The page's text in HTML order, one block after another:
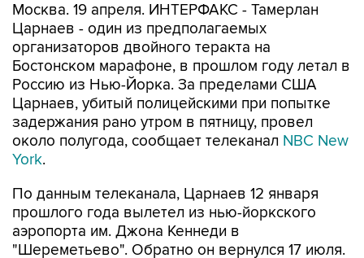
Москва. 19 апреля. ИНТЕРФАКС - Тамерлан
Царнаев - один из предполагаемых
организаторов двойного теракта на
Бостонском марафоне, в прошлом году летал в
Россию из Нью-Йорка. За пределами США
Царнаев, убитый полицейскими при попытке
задержания рано утром в пятницу, провел
около полугода, сообщает телеканал NBC New
York.
По данным телеканала, Царнаев 12 января
прошлого года вылетел из нью-йоркского
аэропорта им. Джона Кеннеди в
"Шереметьево". Обратно он вернулся 17 июля.